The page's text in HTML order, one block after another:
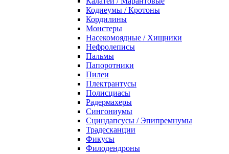
Кодиеумы / Кротоны
Кордилины
Монстеры
Насекомоядные / Хищники
Нефролеписы
Пальмы
Папоротники
Пилеи
Плектрантусы
Полисциасы
Радермахеры
Сингониумы
Сциндапсусы / Эпипремнумы
Традесканции
Фикусы
Филодендроны